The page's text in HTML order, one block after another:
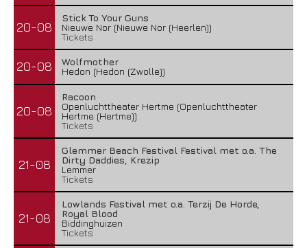
20-08
Stick To Your Guns
Nieuwe Nor (Nieuwe Nor (Heerlen))
Tickets
20-08
Wolfmother
Hedon (Hedon (Zwolle))
20-08
Racoon
Openluchttheater Hertme (Openluchttheater
Hertme (Hertme))
Tickets
21-08
Glemmer Beach Festival Festival met o.a. The
Dirty Daddies, Krezip
Lemmer
Tickets
21-08
Lowlands Festival met o.a. Terzij De Horde,
Royal Blood
Biddinghuizen
Tickets